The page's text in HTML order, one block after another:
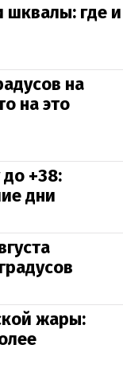
шквалы: где и
на
на это
+38:
дни
жары: